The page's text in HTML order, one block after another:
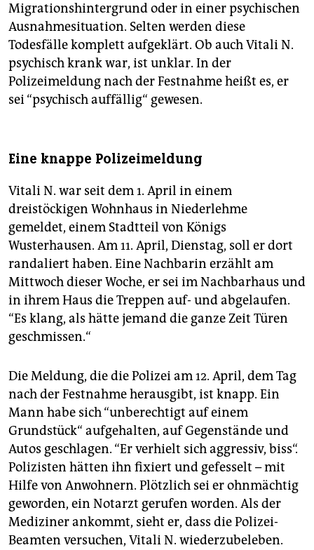
Migrationshintergrund oder in einer psychischen
Ausnahmesituation. Selten werden diese
Todesfälle komplett aufgeklärt. Ob auch Vitali N.
psychisch krank war, ist unklar. In der
Polizeimeldung nach der Festnahme heißt es, er
sei “psychisch auffällig“ gewesen.
Eine knappe Polizeimeldung
Vitali N. war seit dem 1. April in einem
dreistöckigen Wohnhaus in Niederlehme
gemeldet, einem Stadtteil von Königs
Wusterhausen. Am 11. April, Dienstag, soll er dort
randaliert haben. Eine Nachbarin erzählt am
Mittwoch dieser Woche, er sei im Nachbarhaus und
in ihrem Haus die Treppen auf- und abgelaufen.
“Es klang, als hätte jemand die ganze Zeit Türen
geschmissen.“
Die Meldung, die die Polizei am 12. April, dem Tag
nach der Festnahme herausgibt, ist knapp. Ein
Mann habe sich “unberechtigt auf einem
Grundstück“ aufgehalten, auf Gegenstände und
Autos geschlagen. “Er verhielt sich aggressiv, biss“.
Polizisten hätten ihn fixiert und gefesselt – mit
Hilfe von Anwohnern. Plötzlich sei er ohnmächtig
geworden, ein Notarzt gerufen worden. Als der
Mediziner ankommt, sieht er, dass die Polizei-
Beamten versuchen, Vitali N. wiederzubeleben.